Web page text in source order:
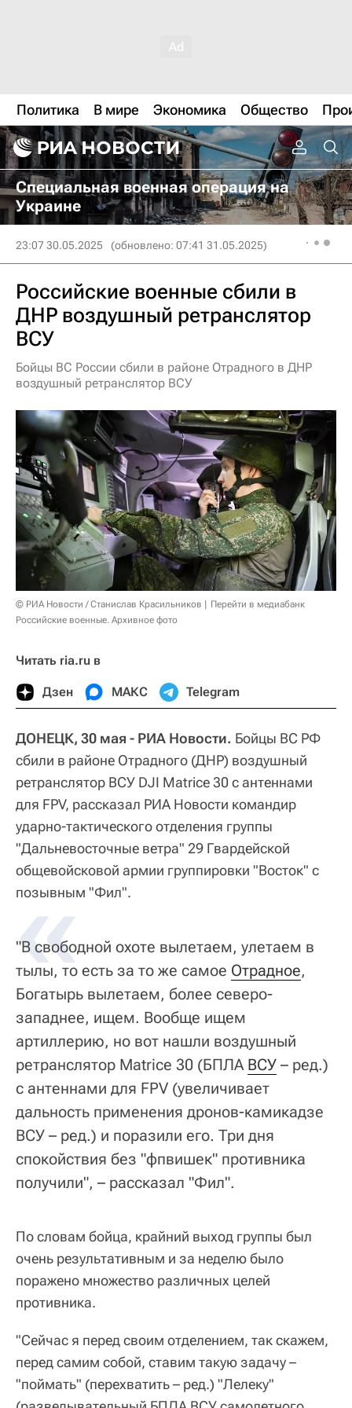
Политика В мире Экономика Общество
Специальная военная операция на
Украине
23:07 30.05.2025 (обновлено: 07:41 31.05.2025)
Российские военные сбили в
ДНР воздушный ретранслятор
ВСУ
Бойцы ВС России сбили в районе Отрадного в ДНР
воздушный ретранслятор ВСУ
© РИА Новости / Станислав Красильников
Перейти в медиабанк
Российские военные. Архивное фото
Читать ria.ru в
Дзен МАКС Telegram
ДОНЕЦК, 30 мая - РИА Новости. Бойцы ВС РФ
сбили в районе Отрадного (ДНР) воздушный
ретранслятор ВСУ DJI Matrice 30 с антеннами
для FPV, рассказал РИА Новости командир
ударно-тактического отделения группы
"Дальневосточные ветра" 29 Гвардейской
общевойсковой армии группировки "Восток" с
позывным "Фил".
«
"В свободной охоте вылетаем, улетаем в
тылы, то есть за то же самое Отрадное,
Богатырь вылетаем, более северо-
западнее, ищем. Вообще ищем
артиллерию, но вот нашли воздушный
ретранслятор Matrice 30 (БПЛА ВСУ – ред.)
с антеннами для FPV (увеличивает
дальность применения дронов-камикадзе
ВСУ – ред.) и поразили его. Три дня
спокойствия без "фпвишек" противника
получили", – рассказал "Фил".
По словам бойца, крайний выход группы был
очень результативным и за неделю было
поражено множество различных целей
противника.
"Сейчас я перед своим отделением, так скажем,
перед самим собой, ставим такую задачу –
"поймать" (перехватить – ред.) "Лелеку"